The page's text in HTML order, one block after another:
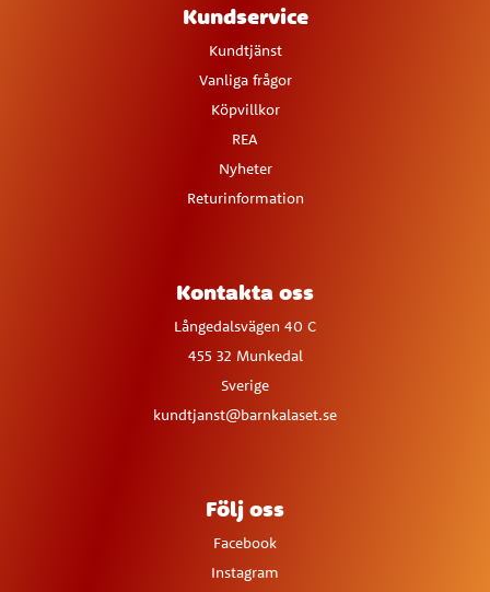
Kundservice
Kundtjänst
Vanliga frågor
Köpvillkor
REA
Nyheter
Returinformation
Kontakta oss
Långedalsvägen 40 C
455 32 Munkedal
Sverige
kundtjanst@barnkalaset.se
Följ oss
Facebook
Instagram